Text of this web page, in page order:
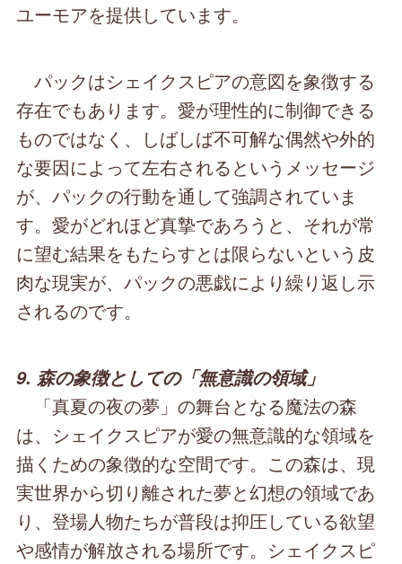
ユーモアを提供しています。
パックはシェイクスピアの意図を象徴する
存在でもあります。愛が理性的に制御できる
ものではなく、しばしば不可解な偶然や外的
な要因によって左右されるというメッセージ
が、パックの行動を通して強調されていま
す。愛がどれほど真摯であろうと、それが常
に望む結果をもたらすとは限らないという皮
肉な現実が、パックの悪戯により繰り返し示
されるのです。
9. 森の象徴としての「無意識の領域」
「真夏の夜の夢」の舞台となる魔法の森
は、シェイクスピアが愛の無意識的な領域を
描くための象徴的な空間です。この森は、現
実世界から切り離された夢と幻想の領域であ
り、登場人物たちが普段は抑圧している欲望
や感情が解放される場所です。シェイクスピ